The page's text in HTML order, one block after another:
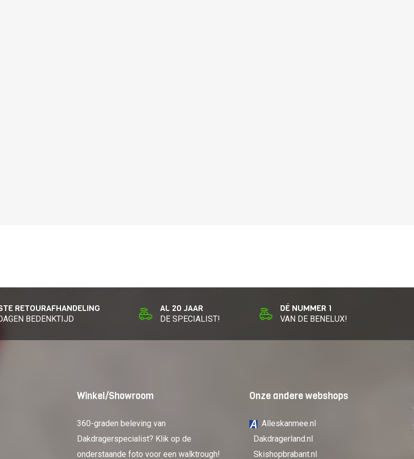
RETOURAFHANDELING
BEDENKTIJD
AL 20 JAAR
DE SPECIALIST!
DÉ NUMMER 1
VAN DE BENELUX!
Winkel/Showroom
360-graden beleving van
Dakdragerspecialist? Klik op de
onderstaande foto voor een walktrough!
Onze andere webshops
Alleskanmee.nl
Dakdragerland.nl
Skishopbrabant.nl